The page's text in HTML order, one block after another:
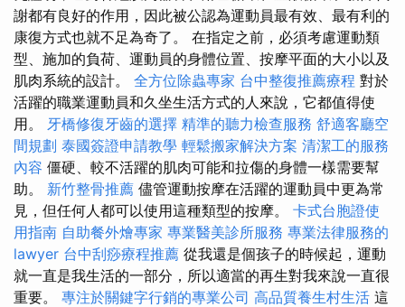
謝都有良好的作用，因此被公認為運動員最有效、最有利的
康復方式也就不足為奇了。 在指定之前，必須考慮運動類
型、施加的負荷、運動員的身體位置、按摩平面的大小以及
肌肉系統的設計。 全方位除蟲專家 台中整復推薦療程 對於
活躍的職業運動員和久坐生活方式的人來說，它都值得使
用。 牙橋修復牙齒的選擇 精準的聽力檢查服務 舒適客廳空
間規劃 泰國簽證申請教學 輕鬆搬家解決方案 清潔工的服務
內容 僵硬、較不活躍的肌肉可能和拉傷的身體一樣需要幫
助。 新竹整骨推薦 儘管運動按摩在活躍的運動員中更為常
見，但任何人都可以使用這種類型的按摩。 卡式台胞證使
用指南 自助餐外燴專家 專業醫美診所服務 專業法律服務的
lawyer 台中刮痧療程推薦 從我還是個孩子的時候起，運動
就一直是我生活的一部分，所以適當的再生對我來說一直很
重要。 專注於關鍵字行銷的專業公司 高品質養生村生活 這